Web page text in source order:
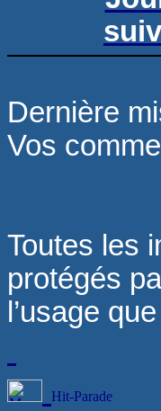
Dernière
Vos
Toutes les
protégés
l’usage